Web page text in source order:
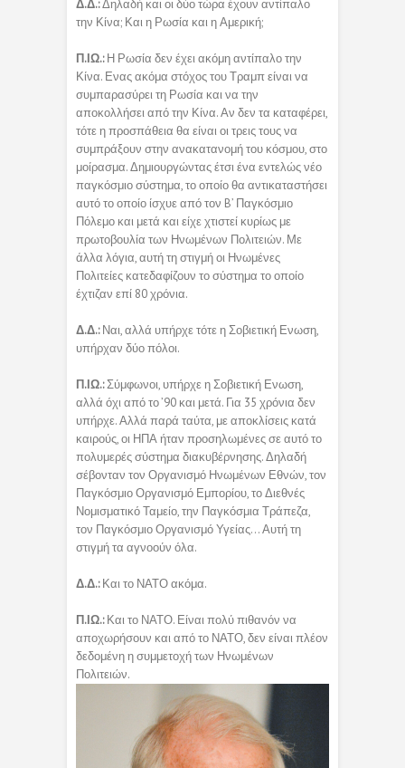
Δ.Δ.:Δηλαδή και οι δύο τώρα έχουν αντίπαλο
την Κίνα; Και η Ρωσία και η Αμερική;
Π.ΙΩ.:Η Ρωσία δεν έχει ακόμη αντίπαλο την
Κίνα. Ενας ακόμα στόχος του Τραμπ είναι να
συμπαρασύρει τη Ρωσία και να την
αποκολλήσει από την Κίνα. Αν δεν τα καταφέρει,
τότε η προσπάθεια θα είναι οι τρεις τους να
συμπράξουν στην ανακατανομή του κόσμου, στο
μοίρασμα. Δημιουργώντας έτσι ένα εντελώς νέο
παγκόσμιο σύστημα, το οποίο θα αντικαταστήσει
αυτό το οποίο ίσχυε από τον B’ Παγκόσμιο
Πόλεμο και μετά και είχε χτιστεί κυρίως με
πρωτοβουλία των Ηνωμένων Πολιτειών. Με
άλλα λόγια, αυτή τη στιγμή οι Ηνωμένες
Πολιτείες κατεδαφίζουν το σύστημα το οποίο
έχτιζαν επί 80 χρόνια.
Δ.Δ.:Ναι, αλλά υπήρχε τότε η Σοβιετική Ενωση,
υπήρχαν δύο πόλοι.
Π.ΙΩ.:Σύμφωνοι, υπήρχε η Σοβιετική Ενωση,
αλλά όχι από το ’90 και μετά. Για 35 χρόνια δεν
υπήρχε. Αλλά παρά ταύτα, με αποκλίσεις κατά
καιρούς, οι ΗΠΑ ήταν προσηλωμένες σε αυτό το
πολυμερές σύστημα διακυβέρνησης. Δηλαδή
σέβονταν τον Οργανισμό Ηνωμένων Εθνών, τον
Παγκόσμιο Οργανισμό Εμπορίου, το Διεθνές
Νομισματικό Ταμείο, την Παγκόσμια Τράπεζα,
τον Παγκόσμιο Οργανισμό Υγείας… Αυτή τη
στιγμή τα αγνοούν όλα.
Δ.Δ.:Και το ΝΑΤΟ ακόμα.
Π.ΙΩ.:Και το ΝΑΤΟ. Είναι πολύ πιθανόν να
αποχωρήσουν και από το ΝΑΤΟ, δεν είναι πλέον
δεδομένη η συμμετοχή των Ηνωμένων
Πολιτειών.